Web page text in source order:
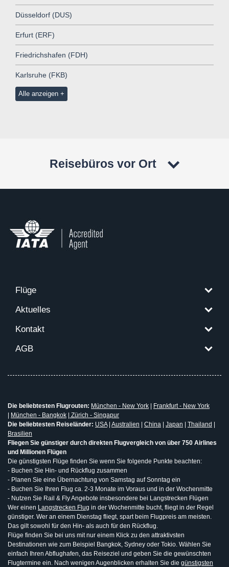
Düsseldorf (DUS)
Erfurt (ERF)
Friedrichshafen (FDH)
Karlsruhe (FKB)
Alle anzeigen
Reisebüros vor Ort
Flüge
Aktuelles
Kontakt
AGB
Die beliebtesten Flugrouten: München - New York
Frankfurt - New York
München - Bangkok
Zürich - Singapur
Die beliebtesten Reiseländer: USA| Australien China Japan Thailand
Brasilien
Fliegen Sie günstiger durch direkten Flugvergleich von über 750 Airlines
und Millionen Flügen
Die günstigsten Flüge finden Sie wenn Sie folgende Punkte beachten:
- Buchen Sie Hin- und Rückflug zusammen
- Planen Sie eine Übernachtung von Samstag auf Sonntag ein
- Buchen Sie Ihren Flug ca. 2-3 Monate im Voraus und in der Wochenmitte
- Nutzen Sie Rail & Fly Angebote insbesondere bei Langstrecken Flügen
Wer einen Langstrecken Flug in der Wochenmitte bucht, fliegt in der Regel
günstiger. Wer an einem Dienstag fliegt, spart beim Flugpreis am meisten.
Das gilt sowohl für den Hin- als auch für den Rückflug.
Flüge finden Sie bei uns mit nur einem Klick zu den attraktivsten
Destinationen wie zum Beispiel Bangkok, Sydney oder Tokio. Wählen Sie
einfach Ihren Abflughafen, das Reiseziel und geben Sie die gewünschten
Flugtermine ein. Nach wenigen Augenblicken erhalten Sie die günstigsten